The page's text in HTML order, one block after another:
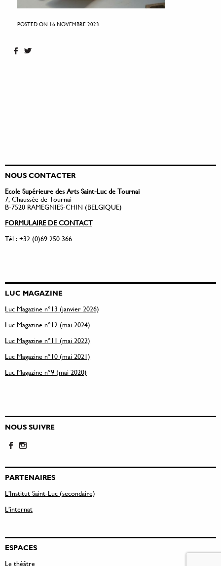
POSTED ON 16 NOVEMBRE 2023.
NOUS CONTACTER
Ecole Supérieure des Arts Saint-Luc de Tournai
7, Chaussée de Tournai
B-7520 RAMEGNIES-CHIN (BELGIQUE)
FORMULAIRE DE CONTACT
Tél : +32 (0)69 250 366
LUC MAGAZINE
Luc Magazine n°13 (janvier 2026)
Luc Magazine n°12 (mai 2024)
Luc Magazine n°11 (mai 2022)
Luc Magazine n°10 (mai 2021)
Luc Magazine n°9 (mai 2020)
NOUS SUIVRE
PARTENAIRES
L’Institut Saint-Luc (secondaire)
L’internat
ESPACES
Le théâtre